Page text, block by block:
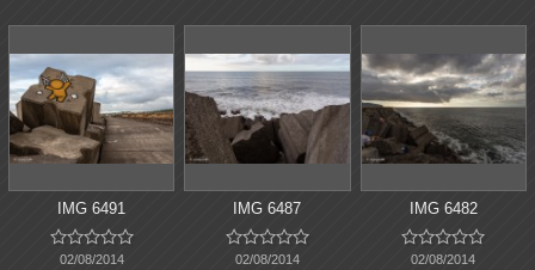
IMG 6491

02/08/2014
IMG 6487

02/08/2014
IMG 6482

02/08/2014